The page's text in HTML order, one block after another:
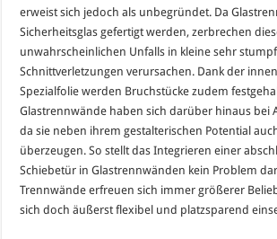
erweist sich jedoch als unbegründet. Da
Sicherheitsglas gefertigt werden, zerbrechen
unwahrscheinlichen Unfalls in kleine sehr
Schnittverletzungen verursachen. Dank der
Spezialfolie werden Bruchstücke zudem
Glastrennwände haben sich darüber hinaus bei
da sie neben ihrem gestalterischen Potential
überzeugen. So stellt das Integrieren einer
Schiebetür in Glastrennwänden kein Problem
Trennwände erfreuen sich immer größerer
sich doch äußerst flexibel und platzsparend